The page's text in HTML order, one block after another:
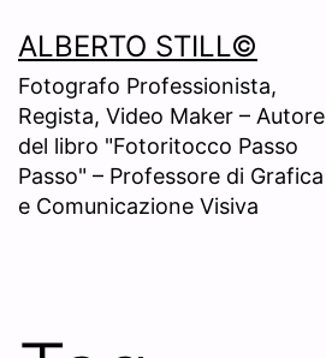
to
content
ALBERTO STILL©
Fotografo Professionista,
Regista, Video Maker – Autore
del libro "Fotoritocco Passo
Passo" – Professore di Grafica
e Comunicazione Visiva